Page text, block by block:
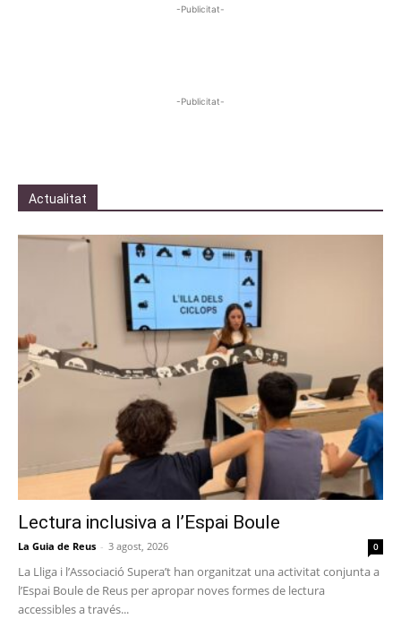
-Publicitat-
-Publicitat-
Actualitat
Lectura inclusiva a l’Espai Boule
La Guia de Reus - 3 agost, 2026 0
La Lliga i l’Associació Supera’t han organitzat una activitat conjunta a
l’Espai Boule de Reus per apropar noves formes de lectura
accessibles a través...